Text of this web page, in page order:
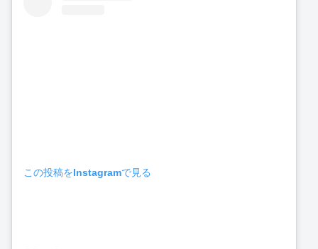
この投稿をInstagramで見る